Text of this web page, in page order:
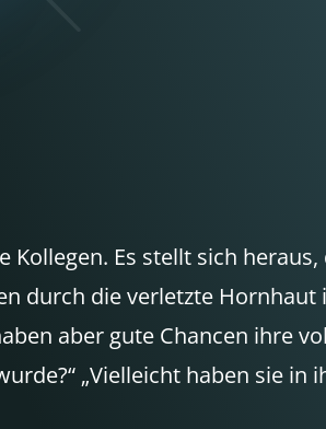
Es stellt sich
durch die verletzte
aber gute Chancen ihre
„Vielleicht haben sie in